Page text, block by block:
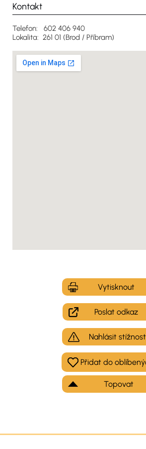
Kontakt
Telefon: 602 406 940
Lokalita: 261 01 (Brod / Příbram)
Vytisknout
Poslat odkaz
Nahlásit stížnost
Topovat